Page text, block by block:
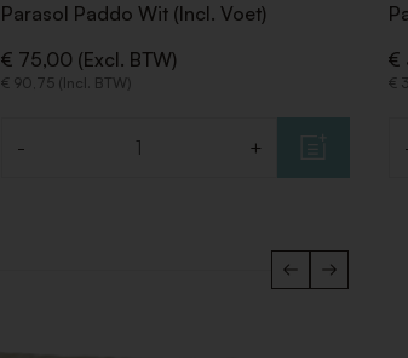
Parasol Paddo Wit (Incl. Voet)
€ 75,00 (Excl. BTW)
€ 90,75 (Incl. BTW)
- +
€
€